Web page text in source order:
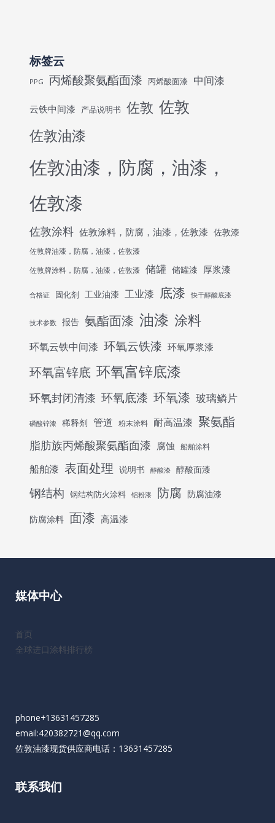
标签云
PPG 丙烯酸聚氨酯面漆 丙烯酸面漆 中间漆
云铁中间漆 产品说明书 佐敦 佐敦
佐敦油漆
佐敦油漆，防腐，油漆，
佐敦漆
佐敦涂料 佐敦涂料，防腐，油漆，佐敦漆 佐敦漆
佐敦牌油漆，防腐，油漆，佐敦漆
佐敦牌涂料，防腐，油漆，佐敦漆 储罐 储罐漆 厚浆漆
合格证 固化剂 工业油漆 工业漆 底漆 快干醇酸底漆
技术参数 报告 氨酯面漆 油漆 涂料
环氧云铁中间漆 环氧云铁漆 环氧厚浆漆
环氧富锌底 环氧富锌底漆
环氧封闭清漆 环氧底漆 环氧漆 玻璃鳞片
磷酸锌漆 稀释剂 管道 粉末涂料 耐高温漆 聚氨酯
脂肪族丙烯酸聚氨酯面漆 腐蚀 船舶涂料
船舶漆 表面处理 说明书 醇酸漆 醇酸面漆
钢结构 钢结构防火涂料 铝粉漆 防腐 防腐油漆
防腐涂料 面漆 高温漆
媒体中心
首页
全球进口涂料排行榜
phone+13631457285
email:420382721@qq.com
佐敦油漆现货供应商电话：13631457285
联系我们